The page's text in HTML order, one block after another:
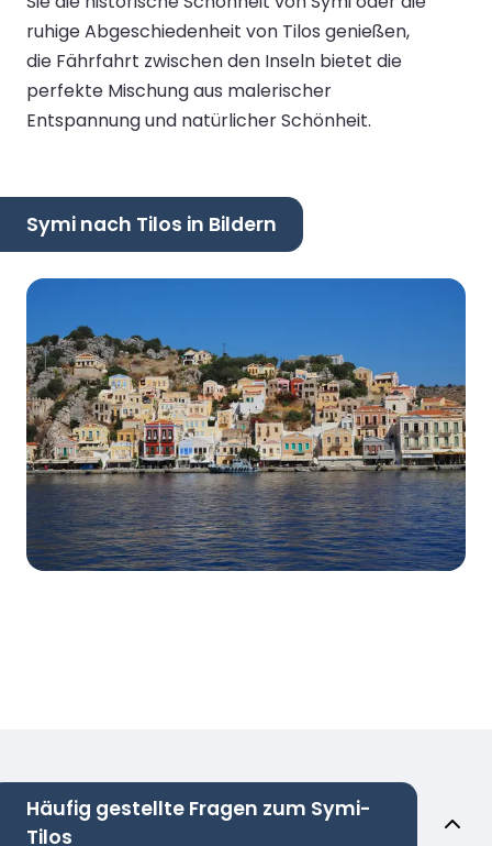
ruhige Abgeschiedenheit von Tilos genießen,
die Fährfahrt zwischen den Inseln bietet die
perfekte Mischung aus malerischer
Entspannung und natürlicher Schönheit.
Symi nach Tilos in Bildern
Häufig gestellte Fragen zum Symi-
Tilos